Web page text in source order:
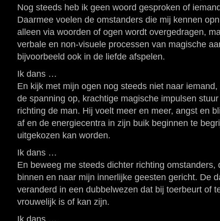
Nog steeds heb ik geen woord gesproken of
Daarmee voelen de omstanders die mij kennen
alleen via woorden of ogen wordt overgedragen,
verbale en non-visuele processen van magische
bijvoorbeeld ook in de liefde afspelen.
Ik dans …
En kijk met mijn ogen nog steeds niet naar
de spanning op, krachtige magische impulsen
richting de man. Hij voelt meer en meer, angst en
af en de energiecentra in zijn buik beginnen te
uitgekozen kan worden.
Ik dans …
En beweeg me steeds dichter richting omstanders,
binnen en naar mijn innerlijke geesten gericht. De
veranderd in een dubbelwezen dat bij toerbeurt of
vrouwelijk is of kan zijn.
Ik dans …